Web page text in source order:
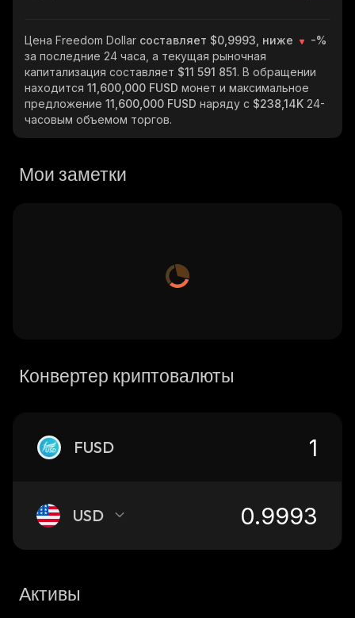
Цена Freedom Dollar составляет $0,9993, ниже
-%
за последние 24 часа, а текущая рыночная
капитализация составляет $11 591 851. В обращении
находится 11,600,000 FUSD монет и максимальное
предложение 11,600,000 FUSD наряду с $238,14K 24-
часовым объемом торгов.
Мои заметки
Конвертер криптовалюты
FUSD
USD
Активы